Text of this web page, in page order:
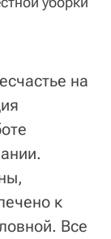
на
к
Все